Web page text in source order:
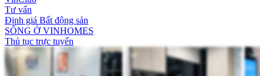
Tư vấn
Định giá Bất động sản
SỐNG Ở VINHOMES
Thủ tục trực tuyến